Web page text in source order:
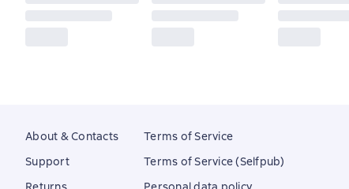
About & Contacts
Support
Terms of Service
Terms of Service (Selfpub)